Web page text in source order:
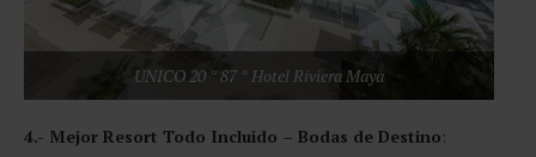
UNICO 20 ° 87 ° Hotel Riviera Maya
4.- Mejor Resort Todo Incluido – Bodas de Destino: